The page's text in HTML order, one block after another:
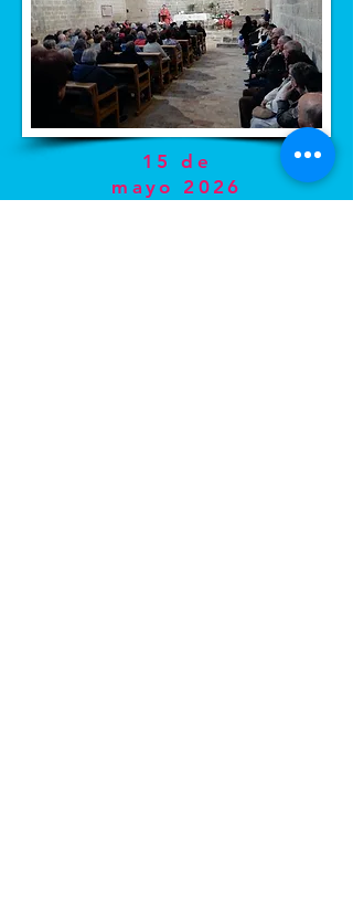
15 de
mayo 20 26